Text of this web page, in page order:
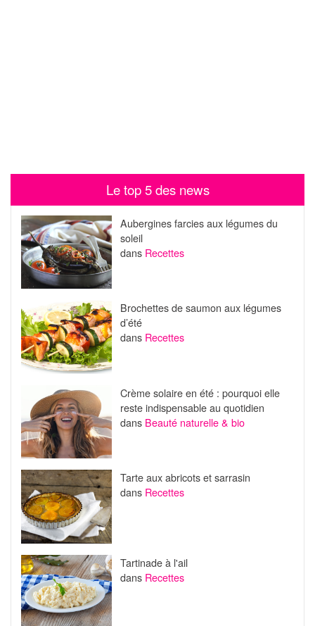
Le top 5 des news
Aubergines farcies aux légumes du
soleil
dans Recettes
Brochettes de saumon aux légumes
d’été
dans Recettes
Crème solaire en été : pourquoi elle
reste indispensable au quotidien
dans Beauté naturelle & bio
Tarte aux abricots et sarrasin
dans Recettes
Tartinade à l'ail
dans Recettes